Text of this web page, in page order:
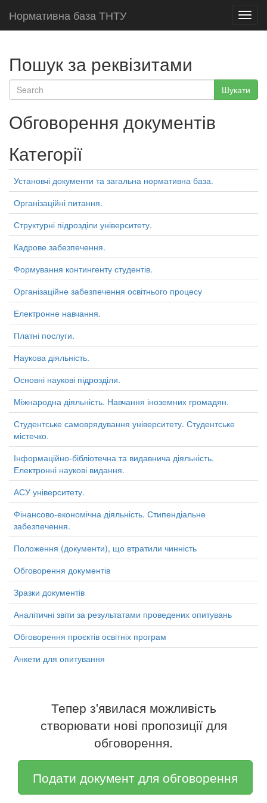
Нормативна база ТНТУ
Пошук за реквізитами
Шукати
Обговорення документів
Категорії
Установчі документи та загальна нормативна база.
Організаційні питання.
Структурні підрозділи університету.
Кадрове забезпечення.
Формування контингенту студентів.
Організаційне забезпечення освітнього процесу
Електронне навчання.
Платні послуги.
Наукова діяльність.
Основні наукові підрозділи.
Міжнародна діяльність. Навчання іноземних громадян.
Студентське самоврядування університету. Студентське
містечко.
Інформаційно-бібліотечна та видавнича діяльність.
Електронні наукові видання.
АСУ університету.
Фінансово-економічна діяльність. Стипендіальне
забезпечення.
Положення (документи), що втратили чинність
Обговорення документів
Зразки документів
Аналітичні звіти за результатами проведених опитувань
Обговорення проєктів освітніх програм
Анкети для опитування
Тепер з'явилася можливість
створювати нові пропозиції для
обговорення.
Подати документ для обговорення